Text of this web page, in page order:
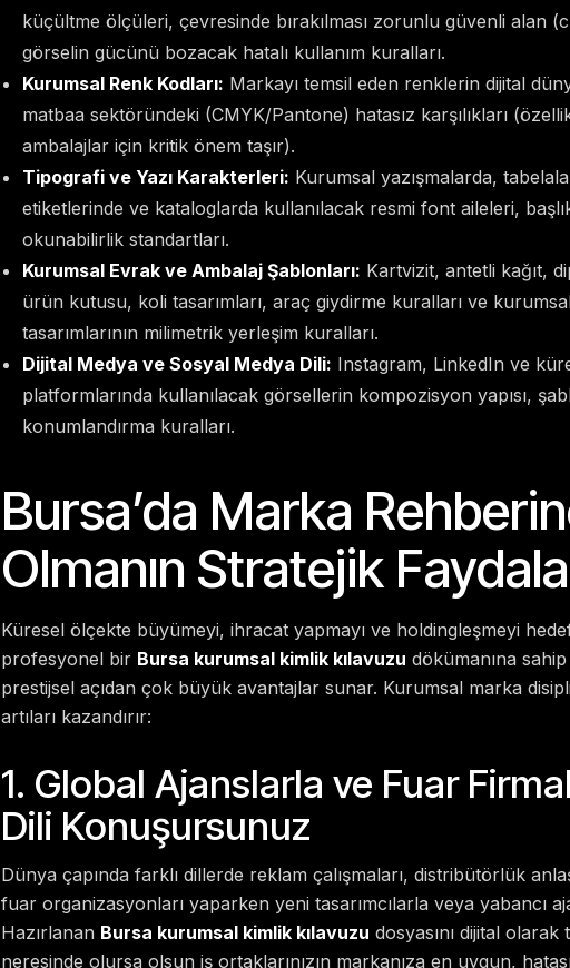
küçültme ölçüleri, çevresinde bırakılması zorunlu güvenli alan
görselin gücünü bozacak hatalı kullanım kuralları.
Kurumsal Renk Kodları: Markayı temsil eden renklerin dijital
matbaa sektöründeki (CMYK/Pantone) hatasız karşılıkları
ambalajlar için kritik önem taşır).
Tipografi ve Yazı Karakterleri: Kurumsal yazışmalarda,
etiketlerinde ve kataloglarda kullanılacak resmi font aileleri,
okunabilirlik standartları.
Kurumsal Evrak ve Ambalaj Şablonları: Kartvizit, antetli kağıt,
ürün kutusu, koli tasarımları, araç giydirme kuralları ve
tasarımlarının milimetrik yerleşim kuralları.
Dijital Medya ve Sosyal Medya Dili: Instagram, LinkedIn ve
platformlarında kullanılacak görsellerin kompozisyon yapısı,
konumlandırma kuralları.
Bursa’da Marka
Olmanın Stratejik
Küresel ölçekte büyümeyi, ihracat yapmayı ve holdingleşmeyi
profesyonel bir Bursa kurumsal kimlik kılavuzu dökümanına
prestijsel açıdan çok büyük avantajlar sunar. Kurumsal marka
artıları kazandırır:
1. Global Ajanslarla ve Fuar
Dili Konuşursunuz
Dünya çapında farklı dillerde reklam çalışmaları, distribütörlük
fuar organizasyonları yaparken yeni tasarımcılarla veya yabancı
Hazırlanan Bursa kurumsal kimlik kılavuzu dosyasını dijital
neresinde olursa olsun iş ortaklarınızın markanıza en uygun,